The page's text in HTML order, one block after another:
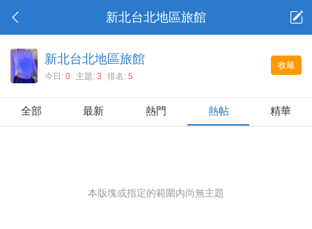
新北台北地區旅館
收藏
新北台北地區旅館
今日: 0 主題: 3 排名: 5
全部 最新 熱門 熱帖 精華
本版塊或指定的範圍內尚無主題